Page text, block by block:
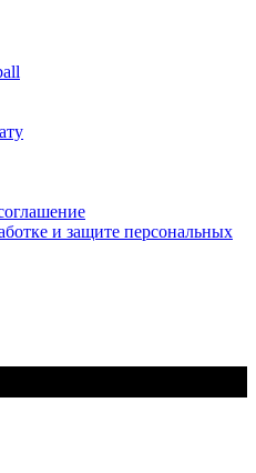
и защите персональных